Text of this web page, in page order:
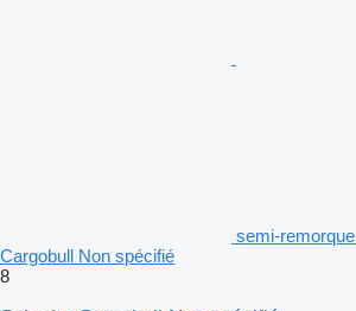
semi-
Cargobull Non spécifié
8